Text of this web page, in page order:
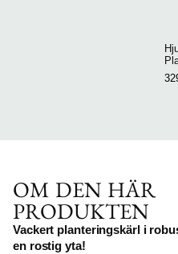
OM DEN HÄR
PRODUKTEN
Vackert planteringskärl i
en rostig yta!